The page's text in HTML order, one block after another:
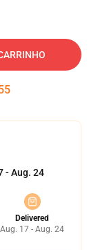
- Aug. 24
Delivered
Aug. 17 - Aug. 24